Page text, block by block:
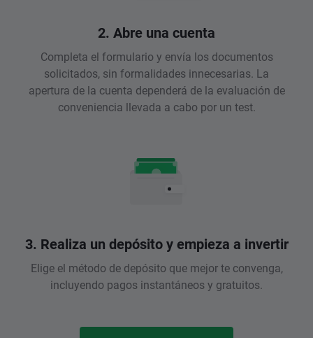
2. Abre una cuenta
Completa el formulario y envía los documentos
solicitados, sin formalidades innecesarias. La
apertura de la cuenta dependerá de la evaluación de
conveniencia llevada a cabo por un test.
3. Realiza un depósito y empieza a invertir
Elige el método de depósito que mejor te convenga,
incluyendo pagos instantáneos y gratuitos.